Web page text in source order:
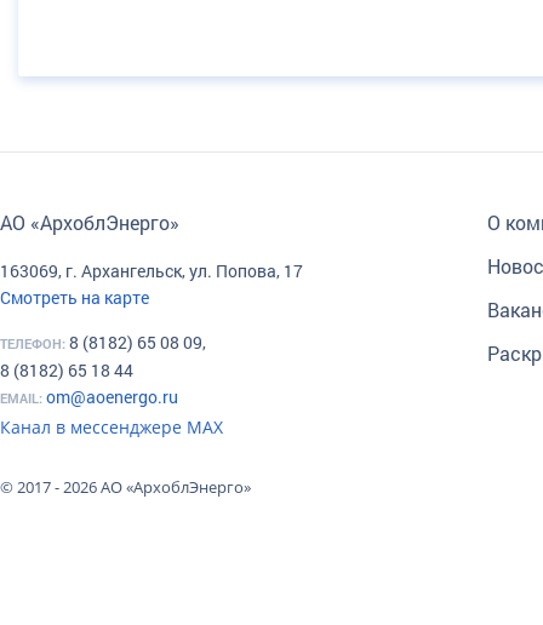
АО «АрхоблЭнерго»
163069, г. Архангельск, ул. Попова, 17
Смотреть на карте
ТЕЛЕФОН: 8 (8182) 65 08 09,
8 (8182) 65 18 44
EMAIL: om@aoenergo.ru
О
© 2017 - 2026 АО «АрхоблЭнерго»
Канал в мессенджере МАХ